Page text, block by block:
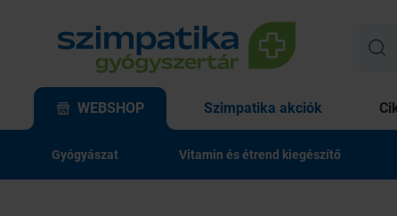
WEBSHOP Szimpatika akciók
Gyógyászat Vitamin és étrend kiegészítő